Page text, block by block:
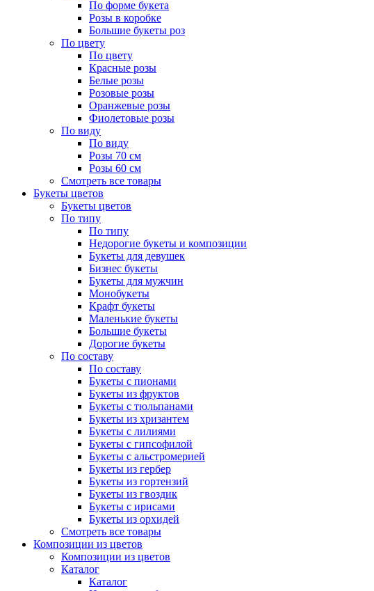
По форме букета
Розы в коробке
Большие букеты роз
По цвету
По цвету
Красные розы
Белые розы
Розовые розы
Оранжевые розы
Фиолетовые розы
По виду
По виду
Розы 70 см
Розы 60 см
Смотреть все товары
Букеты цветов
Букеты цветов
По типу
По типу
Недорогие букеты и композиции
Букеты для девушек
Бизнес букеты
Букеты для мужчин
Монобукеты
Крафт букеты
Маленькие букеты
Большие букеты
Дорогие букеты
По составу
По составу
Букеты с пионами
Букеты из фруктов
Букеты с тюльпанами
Букеты из хризантем
Букеты с лилиями
Букеты с гипсофилой
Букеты с альстромерией
Букеты из гербер
Букеты из гортензий
Букеты из гвоздик
Букеты с ирисами
Букеты из орхидей
Смотреть все товары
Композиции из цветов
Композиции из цветов
Каталог
Каталог